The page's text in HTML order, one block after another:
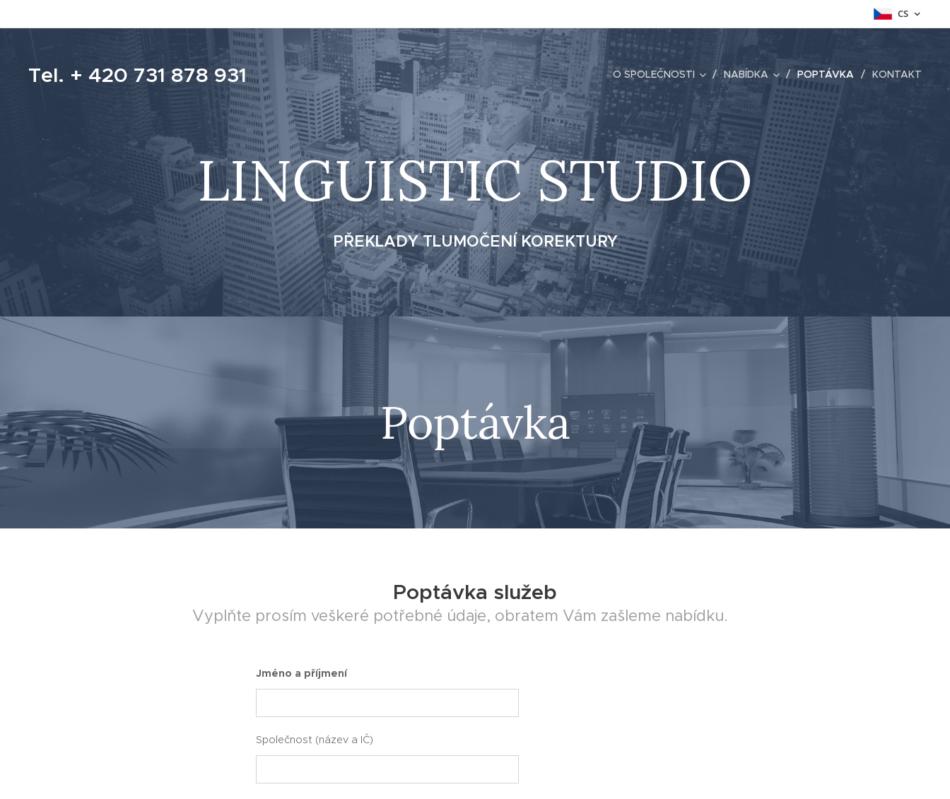
CS
Tel. + 420 731 878 931 O SPOLEČNOSTI NABÍDKA POPTÁVKA KONTAKT
LINGUISTIC STUDIO
PŘEKLADY TLUMOČENÍ KOREKTURY
Poptávka
Poptávka služeb
Vyplňte prosím veškeré potřebné údaje, obratem Vám zašleme nabídku.
Jméno a příjmení
Společnost (název a IČ)